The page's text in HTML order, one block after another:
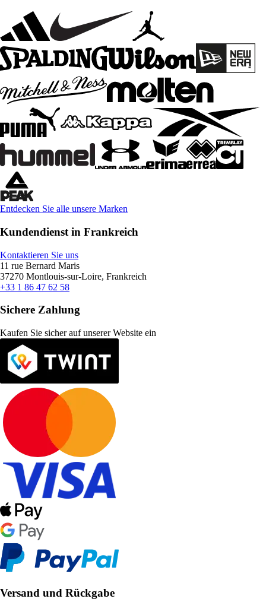
Entdecken Sie alle unsere Marken
Kundendienst in Frankreich
Kontaktieren Sie uns
11 rue Bernard Maris
37270 Montlouis-sur-Loire, Frankreich
+33 1 86 47 62 58
Sichere Zahlung
Kaufen Sie sicher auf unserer Website ein
Versand und Rückgabe